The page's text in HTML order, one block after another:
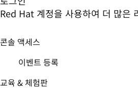
Red Hat 계정을 사용하여 더 많은
콘솔 액세스
이벤트 등록
교육 & 체험판